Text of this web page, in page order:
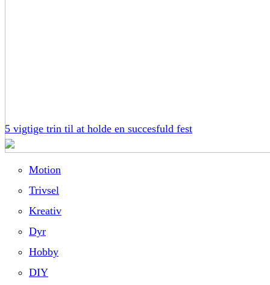
5 vigtige trin til at holde en succesfuld fest
Motion
Trivsel
Kreativ
Dyr
Hobby
DIY